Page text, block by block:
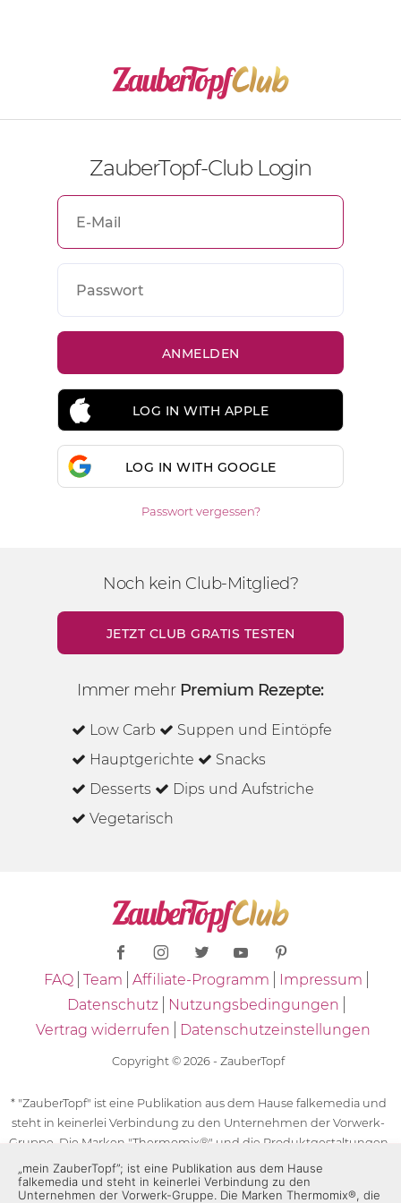
ZauberTopf-Club Login
LOG IN WITH APPLE
LOG IN WITH GOOGLE
Passwort vergessen?
Noch kein Club-Mitglied?
JETZT CLUB GRATIS TESTEN
Immer mehr Premium Rezepte:
Low Carb
Suppen und Eintöpfe
Hauptgerichte
Snacks
Desserts
Dips und Aufstriche
Vegetarisch
FAQ Team Affiliate-Programm
Impressum
Datenschutz
Nutzungsbedingungen
Vertrag widerrufen
Datenschutzeinstellungen
Copyright © 2026 - ZauberTopf
* "ZauberTopf" ist eine Publikation aus dem Hause falkemedia und
steht in keinerlei Verbindung zu den Unternehmen der Vorwerk-
Gruppe. Die Marken "Thermomix®" und die Produktgestaltungen
des "Thermomix®" sind eingetragene Marken der Unternehmen
der Vorwerk-Gruppe. Die Marken Thermomix®, die Zeichen TM5®,
„mein ZauberTopf”; ist eine Publikation aus dem Hause
falkemedia und steht in keinerlei Verbindung zu den
Unternehmen der Vorwerk-Gruppe. Die Marken Thermomix®, die